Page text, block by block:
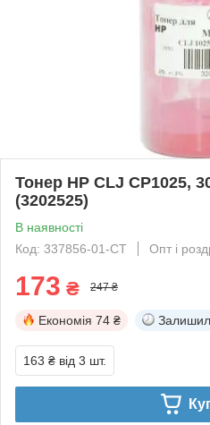
Тонер HP CLJ CP1025,
(3202525)
В наявності
Код: 337856-01-СТ
Опт і
173 ₴ 247 ₴
Економія 74 ₴
163 ₴ від 3 шт.